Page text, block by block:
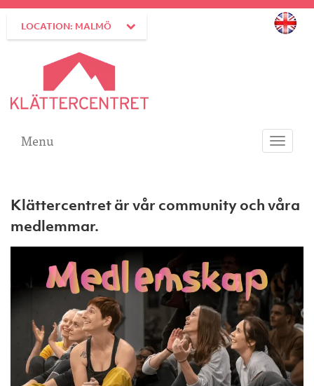
LOCATION: MALMÖ
Toggle
Menu
Klättercentret är vår community och våra
medlemmar.